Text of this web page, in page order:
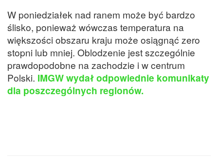
W poniedziałek nad ranem może być bardzo
ślisko, ponieważ wówczas temperatura na
większości obszaru kraju może osiągnąć zero
stopni lub mniej. Oblodzenie jest szczególnie
prawdopodobne na zachodzie i w centrum
Polski. IMGW wydał odpowiednie komunikaty
dla poszczególnych regionów.